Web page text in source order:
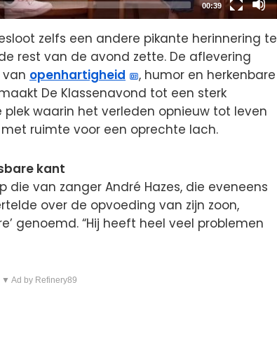
Total
duration
00:39
zelfs een andere pikante herinnering te
rest van de avond zette. De aflevering
openhartigheid
, humor en herkenbare
De Klassenavond tot een sterk
waarin het verleden opnieuw tot leven
ruimte voor een oprechte lach.
kant
van zanger André Hazes, die eveneens
over de opvoeding van zijn zoon,
genoemd. “Hij heeft heel veel problemen
▼ Ad by Refinery89